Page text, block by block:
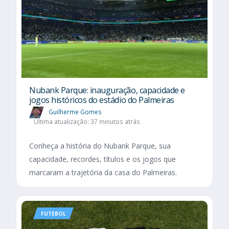
Nubank Parque: inauguração, capacidade e
jogos históricos do estádio do Palmeiras
Guilherme Gomes
Última atualização: 37 minutos atrás
Conheça a história do Nubank Parque, sua
capacidade, recordes, títulos e os jogos que
marcaram a trajetória da casa do Palmeiras.
FUTEBOL